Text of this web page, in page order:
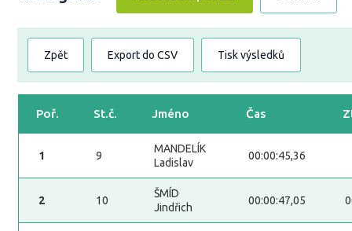
Zpět Export do CSV Tisk výsledků
Poř. St.č. Jméno Čas
1 9
MANDELÍK
Ladislav
00:00:45,36
2 10
ŠMÍD
Jindřich
00:00:47,05